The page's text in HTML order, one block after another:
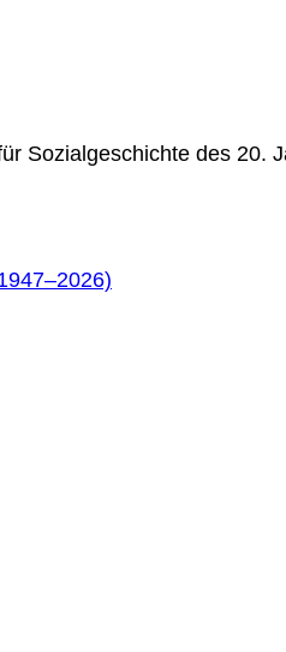
Sozialgeschichte des 20.
–2026)